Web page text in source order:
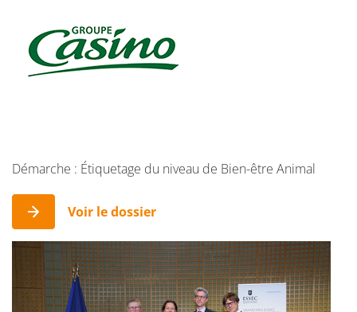
Démarche : Étiquetage du niveau de Bien-être Animal
Voir le dossier